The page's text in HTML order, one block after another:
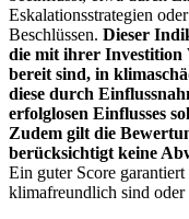
Eskalationsstrategien
Beschlüssen. Dieser
die mit ihrer Investition
bereit sind, in
diese durch
erfolglosen Einflusses
Zudem gilt die
berücksichtigt keine
Ein guter Score
klimafreundlich sind oder